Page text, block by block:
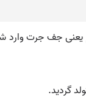
نفر دوم یعنی جف جرت